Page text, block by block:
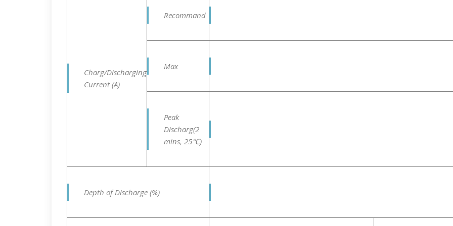
Charg/Discharging
Current (A)
Recommand
Max
Peak
Discharg(2
mins, 25℃)
Depth of Discharge (%)